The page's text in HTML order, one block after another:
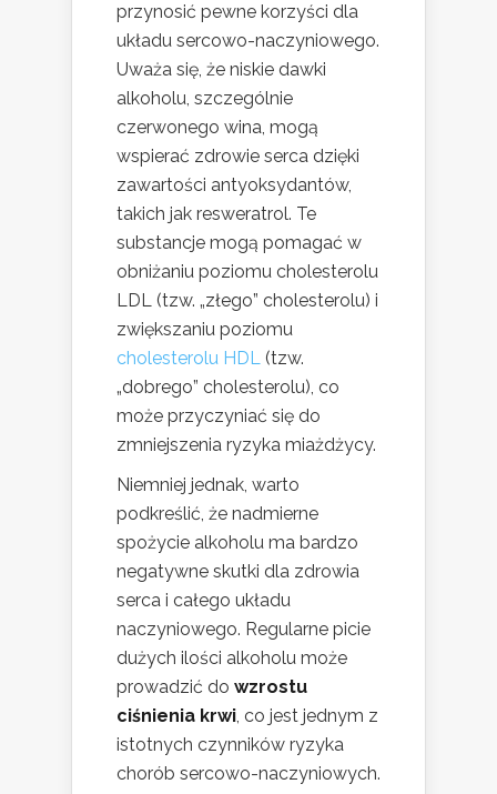
przynosić pewne korzyści dla
układu sercowo-naczyniowego.
Uważa się, że niskie dawki
alkoholu, szczególnie
czerwonego wina, mogą
wspierać zdrowie serca dzięki
zawartości antyoksydantów,
takich jak resweratrol. Te
substancje mogą pomagać w
obniżaniu poziomu cholesterolu
LDL (tzw. „złego” cholesterolu) i
zwiększaniu poziomu
cholesterolu HDL (tzw.
„dobrego” cholesterolu), co
może przyczyniać się do
zmniejszenia ryzyka miażdżycy.
Niemniej jednak, warto
podkreślić, że nadmierne
spożycie alkoholu ma bardzo
negatywne skutki dla zdrowia
serca i całego układu
naczyniowego. Regularne picie
dużych ilości alkoholu może
prowadzić do wzrostu
ciśnienia krwi, co jest jednym z
istotnych czynników ryzyka
chorób sercowo-naczyniowych.